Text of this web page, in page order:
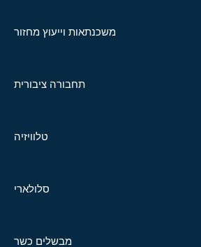
משכנתאות וייעוץ מחזור
תחבורה ציבורית
טלוויזיה
סלולארי
מבשלים כשר